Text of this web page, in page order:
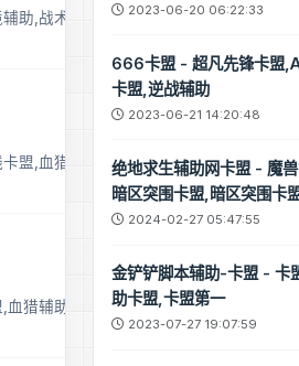
助,战术小队辅助
盟,血猎辅助
猎辅助
2023-06-20 06:22:33
666卡盟 - 超凡先锋卡盟
卡盟,逆战辅助
2023-06-21 14:20:48
绝地求生辅助网卡盟 - 魔
暗区突围卡盟,暗区突围卡
2024-02-27 05:47:55
金铲铲脚本辅助-卡盟 - 卡
助卡盟,卡盟第一
2023-07-27 19:07:59